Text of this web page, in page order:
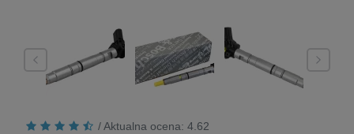
/ Aktualna ocena: 4.62